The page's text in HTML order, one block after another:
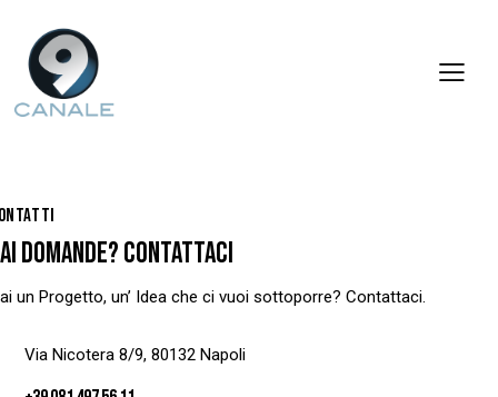
DOMANDE? CONTATTACI
un Progetto, un’ Idea che ci vuoi sottoporre? Contattaci.
Via Nicotera 8/9, 80132 Napoli